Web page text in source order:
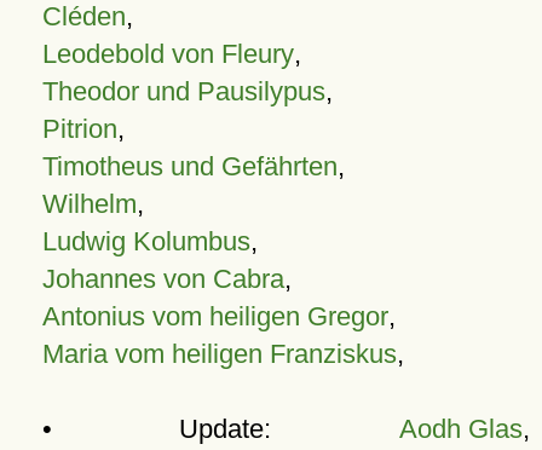
Cléden,
Leodebold von Fleury,
Theodor und Pausilypus,
Pitrion,
Timotheus und Gefährten,
Wilhelm,
Ludwig Kolumbus,
Johannes von Cabra,
Antonius vom heiligen Gregor,
Maria vom heiligen Franziskus,
• Update: Aodh Glas,